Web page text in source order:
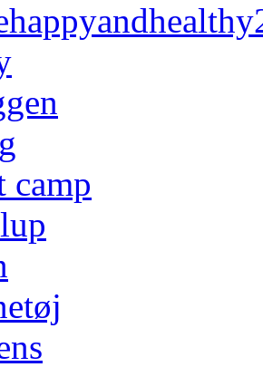
camp